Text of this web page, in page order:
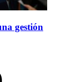
gestión